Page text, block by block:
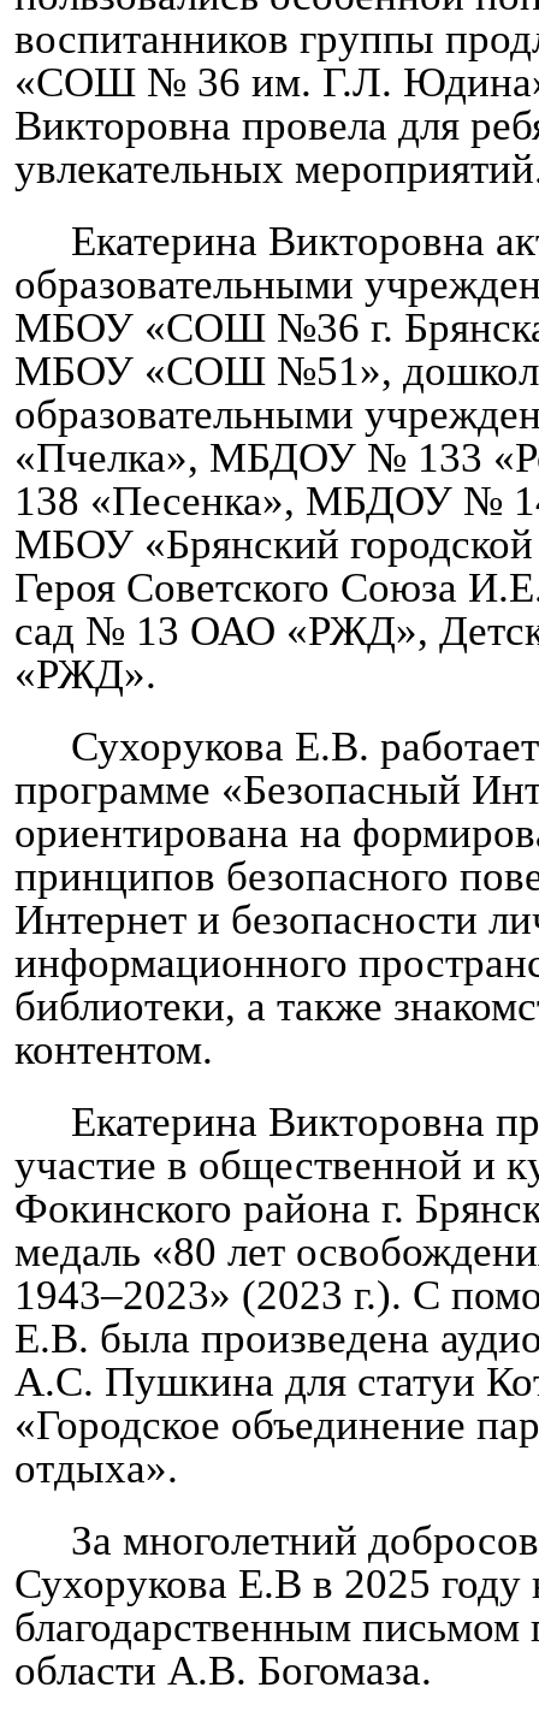
воспитанников группы
«СОШ № 36 им. Г.Л.
Викторовна провела для
увлекательных
Екатерина Викторовна
образовательными
МБОУ «СОШ №36 г.
МБОУ «СОШ №51»,
образовательными
«Пчелка», МБДОУ № 133
138 «Песенка», МБДОУ №
МБОУ «Брянский
Героя Советского Союза
сад № 13 ОАО «РЖД»,
«РЖД».
Сухорукова Е.В.
программе «Безопасный
ориентирована на
принципов безопасного
Интернет и безопасности
информационного
библиотеки, а также
контентом.
Екатерина Викторовна
участие в общественной и
Фокинского района г.
медаль «80 лет
1943–2023» (2023 г.). С
Е.В. была произведена
А.С. Пушкина для статуи
«Городское объединение
отдыха».
За многолетний
Сухорукова Е.В в 2025 году
благодарственным письмом
области А.В. Богомаза.